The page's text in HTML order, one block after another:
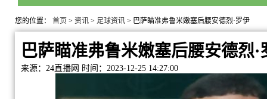
您的位置： 首页 > 资讯 > 足球资讯 > 巴萨瞄准弗鲁米嫩塞后腰安德烈·罗伊
巴萨瞄准弗鲁米嫩塞后腰安德烈·
来源：24直播网 时间：2023-12-25 14:27:00